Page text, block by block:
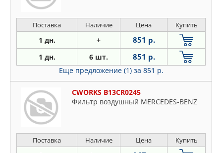
Поставка Наличие Цена Купить
1 дн. + 851 р.
1 дн. 6 шт. 851 р.
Еще предложение (1) за 851 р.
CWORKS B13CR0245
Фильтр воздушный MERCEDES-BENZ
Поставка Наличие Цена Купить